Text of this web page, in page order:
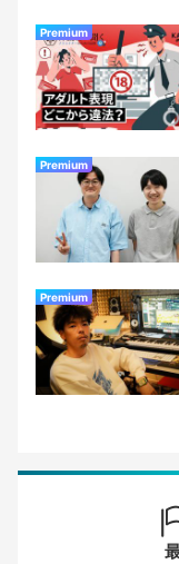
Premium
Premium
Premium